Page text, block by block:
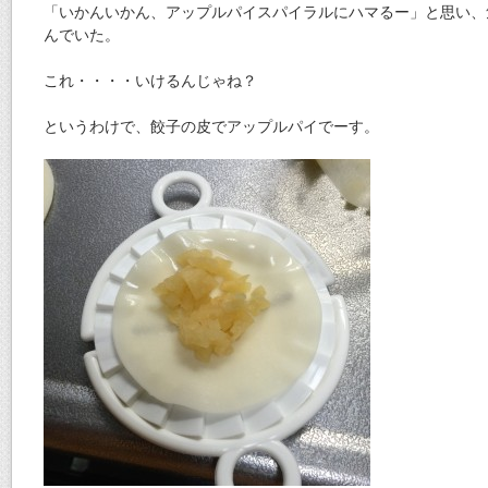
「いかんいかん、アップルパイスパイラルにハマるー」と思い
んでいた。
これ・・・・いけるんじゃね？
というわけで、餃子の皮でアップルパイでーす。